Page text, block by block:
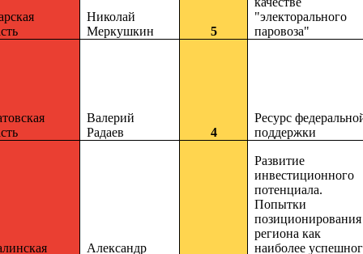
Николай
Меркушкин
5
"электорального
паровоза"
Валерий
Радаев
4
Ресурс
поддержки
Александр
Развитие
инвестиционного
потенциала.
Попытки
позиционирования
региона как
наиболее